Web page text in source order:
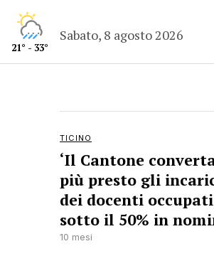
21° - 33°
Sabato, 8 agosto 2026
TICINO
‘Il Cantone
più presto gli
dei docenti occupati
sotto il 50% in
10 mesi